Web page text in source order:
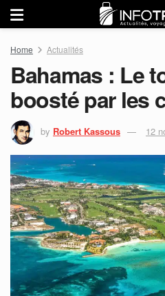
Home Actualités
Bahamas : Le
boosté par les
by Robert Kassous 12